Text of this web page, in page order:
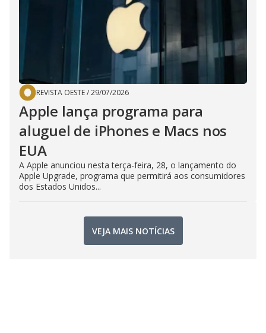
REVISTA OESTE/29/07/2026
Apple lança programa para
aluguel de iPhones e Macs nos
EUA
A Apple anunciou nesta terça-feira, 28, o lançamento do
Apple Upgrade, programa que permitirá aos consumidores
dos Estados Unidos...
VEJA MAIS NOTÍCIAS